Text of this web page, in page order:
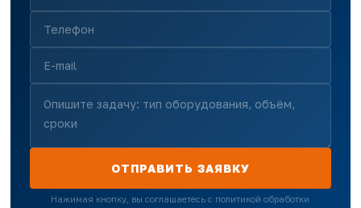
ОТПРАВИТЬ ЗАЯВКУ
Нажимая кнопку, вы соглашаетесь с политикой обработки